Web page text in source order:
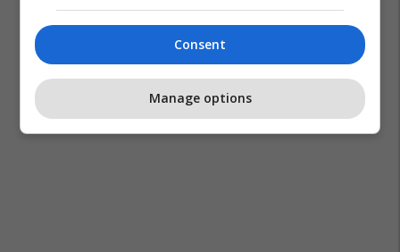
Consent
Manage options